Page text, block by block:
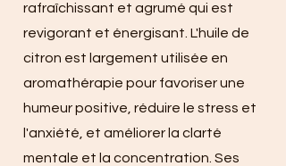
rafraîchissant et agrumé qui est
revigorant et énergisant. L'huile de
citron est largement utilisée en
aromathérapie pour favoriser une
humeur positive, réduire le stress et
l'anxiété, et améliorer la clarté
mentale et la concentration. Ses